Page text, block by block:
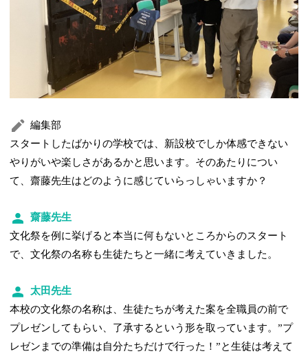
編集部
スタートしたばかりの学校では、新設校でしか体感できない
やりがいや楽しさがあるかと思います。そのあたりについ
て、齋藤先生はどのように感じていらっしゃいますか？
齋藤先生
文化祭を例に挙げると本当に何もないところからのスタート
で、文化祭の名称も生徒たちと一緒に考えていきました。
太田先生
本校の文化祭の名称は、生徒たちが考えた案を全職員の前で
プレゼンしてもらい、了承するという形を取っています。”プ
レゼンまでの準備は自分たちだけで行った！”と生徒は考えて